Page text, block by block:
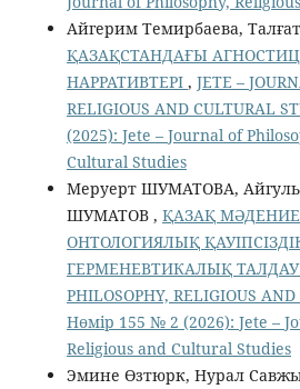
Айгерим Темирбаева,
ҚАЗАҚСТАНДАҒЫ
НАРРАТИВТЕРІ , JETE –
RELIGIOUS AND CULTURAL
(2025): Jete – Jоurnal of
Cultural Studies
Меруерт ШУМАТОВА,
ШУМАТОВ , ҚАЗАҚ
ОНТОЛОГИЯЛЫҚ
ГЕРМЕНЕВТИКАЛЫҚ ТАЛДАУ
PHILOSOPHY, RELIGIOUS
Нөмір 155 № 2 (2026): Jete –
Religious аnd Cultural Studies
Эмине Өзтюрк, Нурал